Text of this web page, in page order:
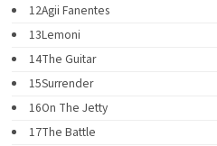
12Agii Fanentes
13Lemoni
14The Guitar
15Surrender
16On The Jetty
17The Battle